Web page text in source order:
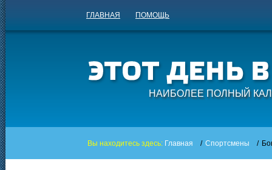
ГЛАВНАЯ ПОМОЩЬ
НАИБОЛЕЕ ПОЛНЫЙ
Вы находитесь здесь: Главная / Спортсмены /